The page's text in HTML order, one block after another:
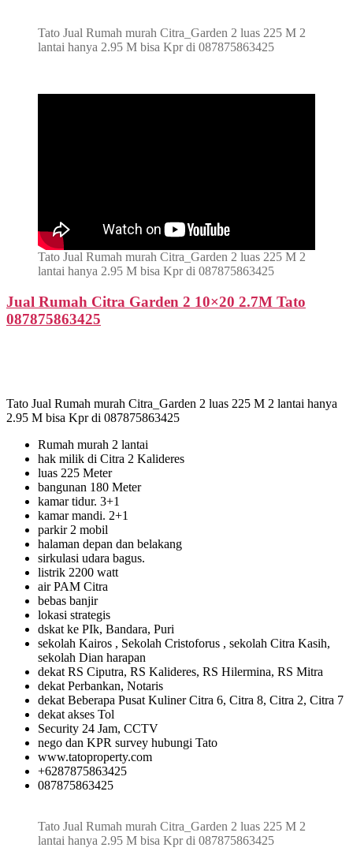
Tato Jual Rumah murah Citra_Garden 2 luas 225 M 2
lantai hanya 2.95 M bisa Kpr di 087875863425
Tato Jual Rumah murah Citra_Garden 2 luas 225 M 2
lantai hanya 2.95 M bisa Kpr di 087875863425
Jual Rumah Citra Garden 2 10×20 2.7M Tato
087875863425
Tato Jual Rumah murah Citra_Garden 2 luas 225 M 2 lantai hanya
2.95 M bisa Kpr di 087875863425
Rumah murah 2 lantai
hak milik di Citra 2 Kalideres
luas 225 Meter
bangunan 180 Meter
kamar tidur. 3+1
kamar mandi. 2+1
parkir 2 mobil
halaman depan dan belakang
sirkulasi udara bagus.
listrik 2200 watt
air PAM Citra
bebas banjir
lokasi strategis
dskat ke PIk, Bandara, Puri
sekolah Kairos , Sekolah Cristoforus , sekolah Citra Kasih,
sekolah Dian harapan
dekat RS Ciputra, RS Kalideres, RS Hilermina, RS Mitra
dekat Perbankan, Notaris
dekat Beberapa Pusat Kuliner Citra 6, Citra 8, Citra 2, Citra 7
dekat akses Tol
Security 24 Jam, CCTV
nego dan KPR survey hubungi Tato
www.tatoproperty.com
+6287875863425
087875863425
Tato Jual Rumah murah Citra_Garden 2 luas 225 M 2
lantai hanya 2.95 M bisa Kpr di 087875863425